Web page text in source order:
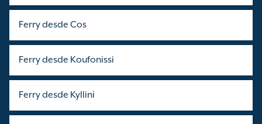
Ferry desde Cos
Ferry desde Koufonissi
Ferry desde Kyllini